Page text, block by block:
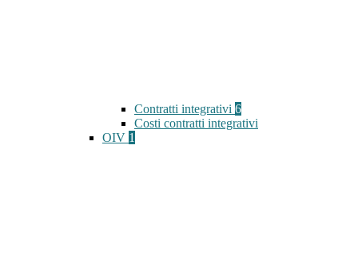
Contratti integrativi 6
Costi contratti integrativi
OIV 1